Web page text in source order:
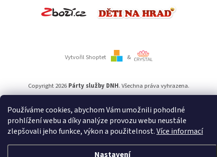
Používáme cookies, abychom Vám umožnili pohodlné
prohlížení webu a díky analýze provozu webu neustále
zlepšovali jeho funkce, výkon a použitelnost.Více informací
Nastavení
Vytvořil Shoptet &
Copyright 2026 Párty služby DNH. Všechna práva vyhrazena.
Používámeověření věku Adulto